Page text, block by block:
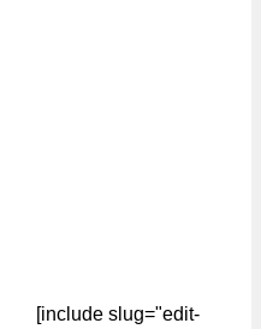
[include slug="edit-